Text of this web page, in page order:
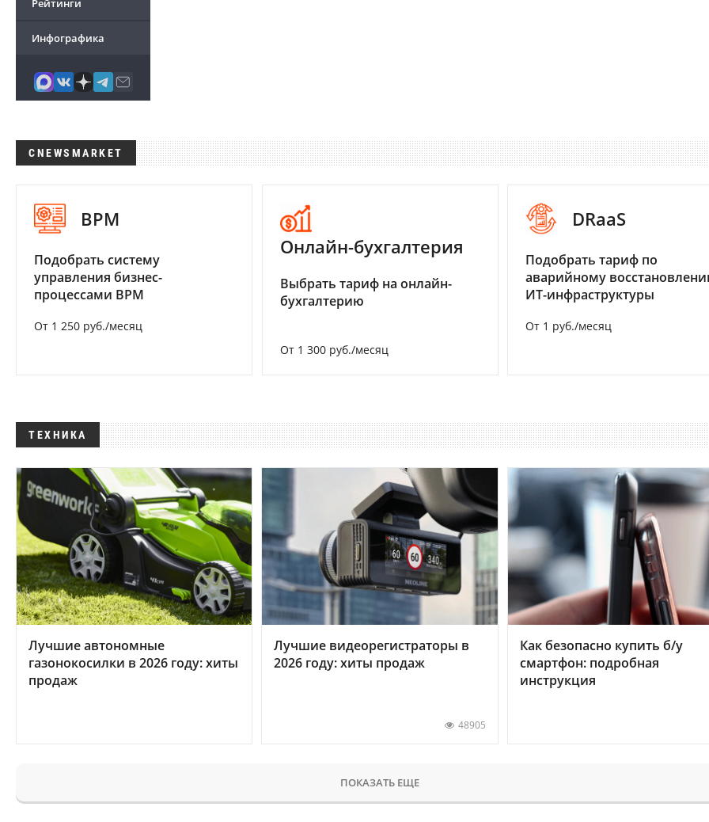
Рейтинги
Инфографика
CNEWSMARKET
BPM
Подобрать систему
управления бизнес-
процессами BPM
От 1 250 руб./месяц
Онлайн-бухгалтерия
Выбрать тариф на онлайн-
бухгалтерию
От 1 300 руб./месяц
DRaaS
Подобрать тариф по
аварийному
ИТ-инфраструктуры
От 1 руб./месяц
ТЕХНИКА
Лучшие автономные
газонокосилки в 2026 году: хиты
продаж
Лучшие видеорегистраторы в
2026 году: хиты продаж
48905
Как безопасно купить б/у
смартфон: подробная
инструкция
ПОКАЗАТЬ ЕЩЕ